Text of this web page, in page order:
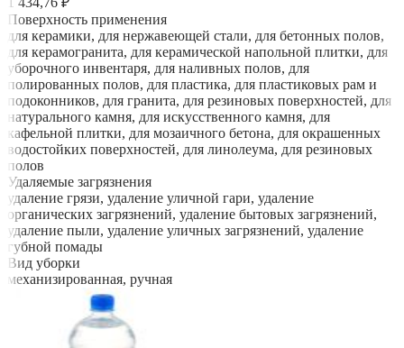
Поверхность применения
для керамики, для нержавеющей стали, для бетонных полов,
для керамогранита, для керамической напольной плитки, для
уборочного инвентаря, для наливных полов, для
полированных полов, для пластика, для пластиковых рам и
подоконников, для гранита, для резиновых поверхностей, для
натурального камня, для искусственного камня, для
кафельной плитки, для мозаичного бетона, для окрашенных
водостойких поверхностей, для линолеума, для резиновых
полов
Удаляемые загрязнения
удаление грязи, удаление уличной гари, удаление
органических загрязнений, удаление бытовых загрязнений,
удаление пыли, удаление уличных загрязнений, удаление
губной помады
Вид уборки
механизированная, ручная